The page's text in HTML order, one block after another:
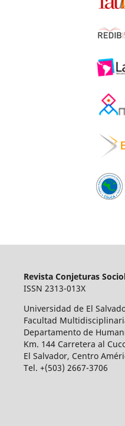
Revista Conjeturas
ISSN 2313-013X
Universidad de El
Facultad
Departamento de
Km. 144 Carretera al
El Salvador, Centro
Tel. +(503) 2667-3706